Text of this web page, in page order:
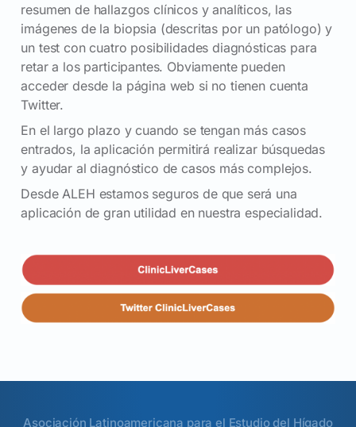
resumen de hallazgos clínicos y analíticos, las
imágenes de la biopsia (descritas por un patólogo) y
un test con cuatro posibilidades diagnósticas para
retar a los participantes. Obviamente pueden
acceder desde la página web si no tienen cuenta
Twitter.
En el largo plazo y cuando se tengan más casos
entrados, la aplicación permitirá realizar búsquedas
y ayudar al diagnóstico de casos más complejos.
Desde ALEH estamos seguros de que será una
aplicación de gran utilidad en nuestra especialidad.
Asociación Latinoamericana para el Estudio del Hígado